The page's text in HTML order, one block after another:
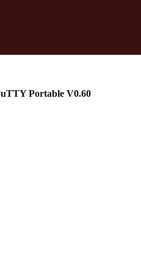
Portable V0.60